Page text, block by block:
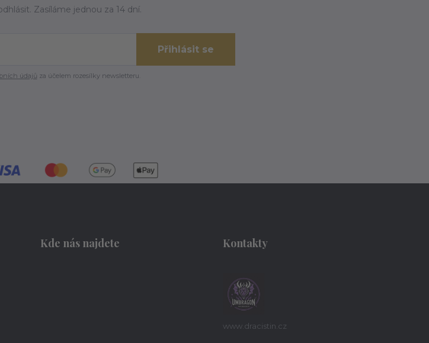
Zasíláme jednou za 14 dní.
Přihlásit se
údajů za účelem rozesílky newsletteru.
Kde nás najdete Kontakty
www.dracistin.cz